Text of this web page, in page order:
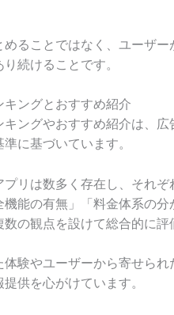
ることではなく、ユーザ
続けることです。
ングとおすすめ紹介
ングやおすすめ紹介は、
に基づいています。
リは数多く存在し、それ
機能の有無」「料金体系の
の観点を設けて総合的に評
験やユーザーから寄せら
供を心がけています。